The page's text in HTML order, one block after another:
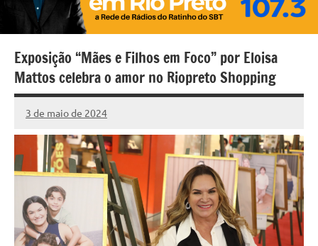
Exposição “Mães e Filhos em Foco” por Eloisa
Mattos celebra o amor no Riopreto Shopping
3 de maio de 2024
Marcelo
Fachin